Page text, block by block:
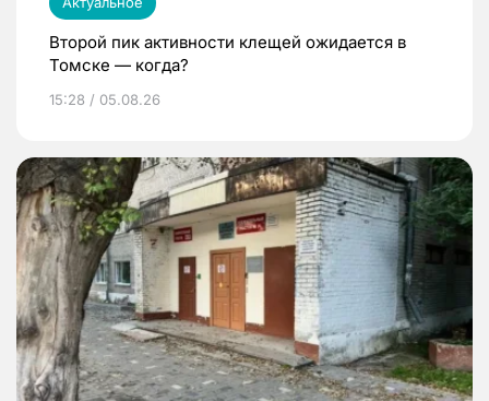
Второй пик активности клещей ожидается в
Томске — когда?
15:28 / 05.08.26